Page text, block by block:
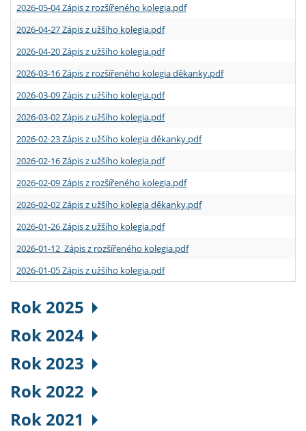
2026-05-04 Zápis z rozšířeného kolegia.pdf
2026-04-27 Zápis z užšího kolegia.pdf
2026-04-20 Zápis z užšího kolegia.pdf
2026-03-16 Zápis z rozšířeného kolegia děkanky.pdf
2026-03-09 Zápis z užšího kolegia.pdf
2026-03-02 Zápis z užšího kolegia.pdf
2026-02-23 Zápis z užšího kolegia děkanky.pdf
2026-02-16 Zápis z užšího kolegia.pdf
2026-02-09 Zápis z rozšířeného kolegia.pdf
2026-02-02 Zápis z užšího kolegia děkanky.pdf
2026-01-26 Zápis z užšího kolegia.pdf
2026-01-12 Zápis z rozšířeného kolegia.pdf
2026-01-05 Zápis z užšího kolegia.pdf
Rok 2025
Rok 2024
Rok 2023
Rok 2022
Rok 2021